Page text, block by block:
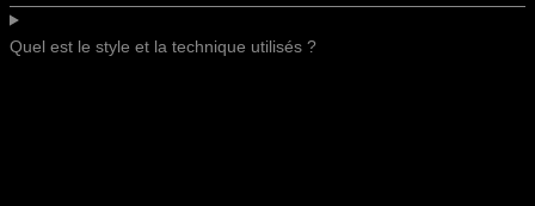
Quel est le style et la technique utilisés ?